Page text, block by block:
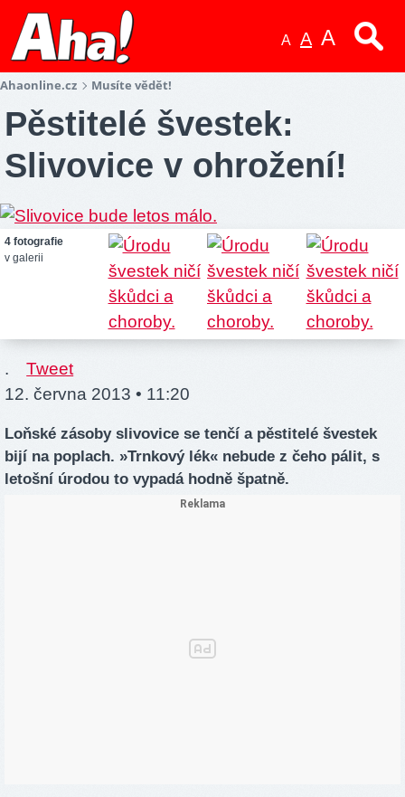
A A A
Ahaonline.cz Musíte vědět!
Pěstitelé švestek:
Slivovice v ohrožení!
4 fotografie
v galerii
.
Tweet
12. června 2013 • 11:20
Loňské zásoby slivovice se tenčí a pěstitelé švestek
bijí na poplach. »Trnkový lék« nebude z čeho pálit, s
letošní úrodou to vypadá hodně špatně.